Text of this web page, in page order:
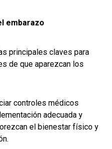
embarazo
principales claves para
de que aparezcan los
controles médicos
adecuada y
el bienestar físico y